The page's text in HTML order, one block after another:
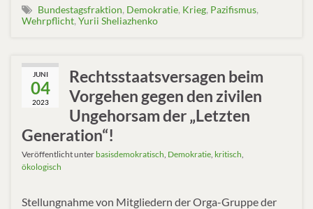
Bundestagsfraktion, Demokratie, Krieg, Pazifismus,
Wehrpflicht, Yurii Sheliazhenko
JUNI
04
2023
Rechtsstaatsversagen beim
Vorgehen gegen den zivilen
Ungehorsam der „Letzten
Generation“!
Veröffentlicht unter basisdemokratisch Demokratie kritisch
ökologisch
Stellungnahme von Mitgliedern der Orga-Gruppe der